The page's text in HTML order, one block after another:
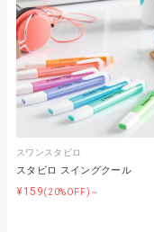
スワンスタビロ
スタビロ スイングクール
¥159(20%OFF)～